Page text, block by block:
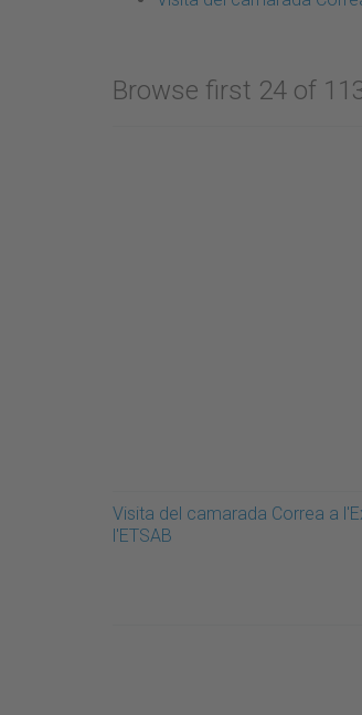
Browse first 24 of
Visita del camarada Correa a
l'ETSAB